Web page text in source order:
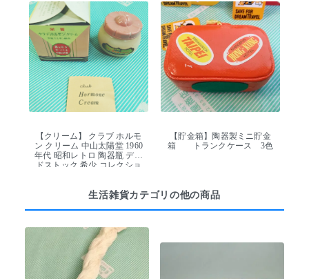
【クリーム】 クラブ ホルモ
ン クリーム 中山太陽堂 1960
年代 昭和レトロ 陶器瓶 デッ
ドストック 希少 コレクショ
【貯金箱】陶器製ミニ貯金
箱 トランクケース 3色
生活雑貨カテゴリの他の商品